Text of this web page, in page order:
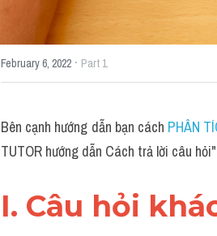
February 6, 2022 · Part 1
Bên cạnh hướng dẫn bạn cách PHÂN
TUTOR hướng dẫn Cách trả lời câu
I. Câu hỏi